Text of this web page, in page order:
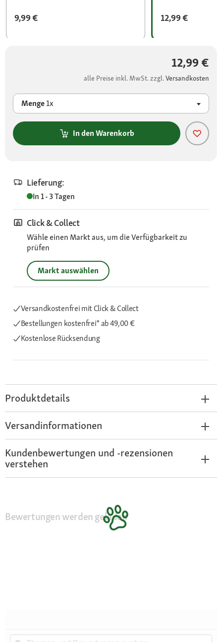
9,99 €
12,99 €
12,99 €
alle Preise inkl. MwSt. zzgl.Versandkosten
Menge1x
In den Warenkorb
Lieferung:
In 1 - 3 Tagen
Click & Collect
Wähle einen Markt aus, um die Verfügbarkeit zu
prüfen
Markt auswählen
Versandkostenfrei mit Click & Collect
Bestellungen kostenfrei*ab 49,00 €
Kostenlose Rücksendung
Produktdetails
Versandinformationen
Kundenbewertungen und -rezensionen
verstehen
Bewertungen werden geladen
Beurteilungswert
Themen